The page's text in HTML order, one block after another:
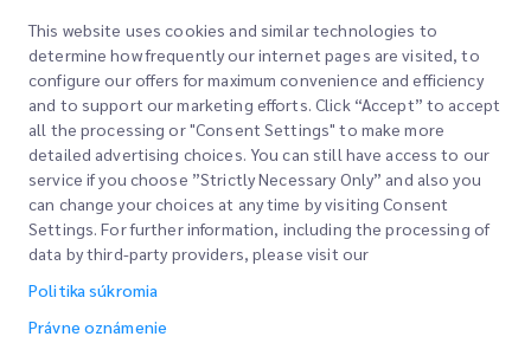
Rýchle odkazy
Miesto kancelárie
Žiadať citáciu
Spoločnosť
O nás
Naše služby
This website uses cookies and similar technologies to
determine how frequently our internet pages are visited, to
configure our offers for maximum convenience and efficiency
and to support our marketing efforts. Click “Accept” to accept
all the processing or "Consent Settings" to make more
detailed advertising choices. You can still have access to our
service if you choose ”Strictly Necessary Only” and also you
can change your choices at any time by visiting Consent
Settings. For further information, including the processing of
data by third-party providers, please visit our
Politika súkromia
Právne oznámenie